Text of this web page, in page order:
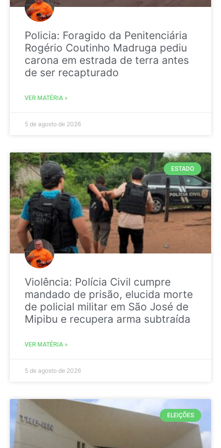
Policia: Foragido da Penitenciária
Rogério Coutinho Madruga pediu
carona em estrada de terra antes
de ser recapturado
VER MATÉRIA »
5 de agosto de 2026
ESTADO
Violência: Polícia Civil cumpre
mandado de prisão, elucida morte
de policial militar em São José de
Mipibu e recupera arma subtraída
VER MATÉRIA »
5 de agosto de 2026
ELEIÇÕES